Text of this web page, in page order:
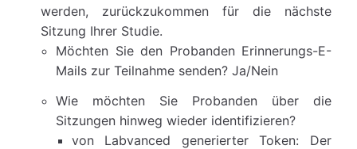
werden, zurückzukommen für die nächste
Sitzung Ihrer Studie.
Möchten Sie den Probanden Erinnerungs-E-
Mails zur Teilnahme senden? Ja/Nein
Wie möchten Sie Probanden über die
Sitzungen hinweg wieder identifizieren?
von Labvanced generierter Token: Der